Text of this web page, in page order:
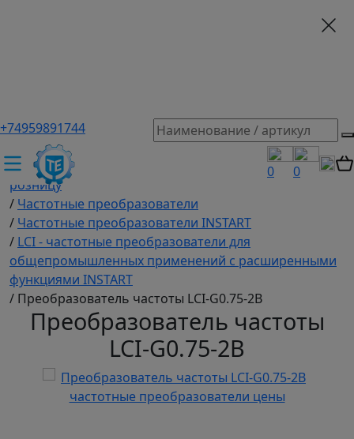
+74959891744
0 0
ТЕХЭКСПЕРТ российский производитель частотные
преобразователи, насосы, и вентиляция
/Промышленное оборудование купить оптом и в
розницу
/ Частотные преобразователи
/ Частотные преобразователи INSTART
/ LCI - частотные преобразователи для
общепромышленных применений с расширенными
функциями INSTART
/ Преобразователь частоты LCI-G0.75-2B
Преобразователь частоты
LCI-G0.75-2B